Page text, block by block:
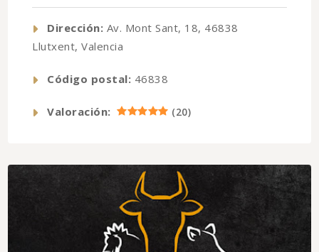
Dirección: Av. Mont Sant, 18, 46838
Llutxent, Valencia
Código postal: 46838
Valoración: (20)